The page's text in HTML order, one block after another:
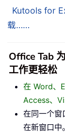
Kutools for
载……
Office Tab
工作更轻松
在 Word、
Access、
在同一个窗
在新窗口中。